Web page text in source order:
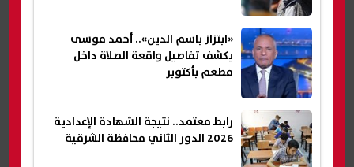
«ابتزاز باسم الدين».. أحمد موسى
يكشف تفاصيل واقعة الصلاة داخل
مطعم بأكتوبر
رابط معتمد.. نتيجة الشهادة الإعدادية
2026 الدور الثاني محافظة الشرقية